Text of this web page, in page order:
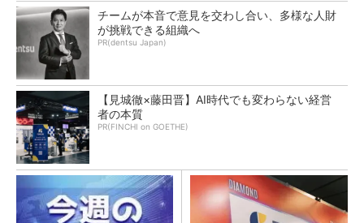
チームが本音で意見を交わし合い、多様な人財
が挑戦できる組織へ
PR(dentsu Japan)
【見城徹×藤田晋】AI時代でも変わらない経営
者の本質
PR(FINCHI on GOETHE)